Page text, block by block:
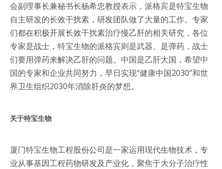
会副理事长兼秘书长杨希忠教授表示，派格宾是特宝生物
自主研发的长效干扰素，研发团队做了大量的工作。专家
们都在积极开展长效干扰素治疗慢乙肝的相关研究，各位
专家是战士，特宝生物的派格宾则是武器、是弹药，战士
们要用弹药来解决乙肝的问题。中国是乙肝大国，希望中
国的专家和企业共同努力，早日实现“健康中国2030”和世
界卫生组织2030年消除肝炎的梦想。
关于特宝生物
厦门特宝生物工程股份公司是一家运用现代生物技术，专
业从事基因工程药物研发及产业化，聚焦于大分子治疗性